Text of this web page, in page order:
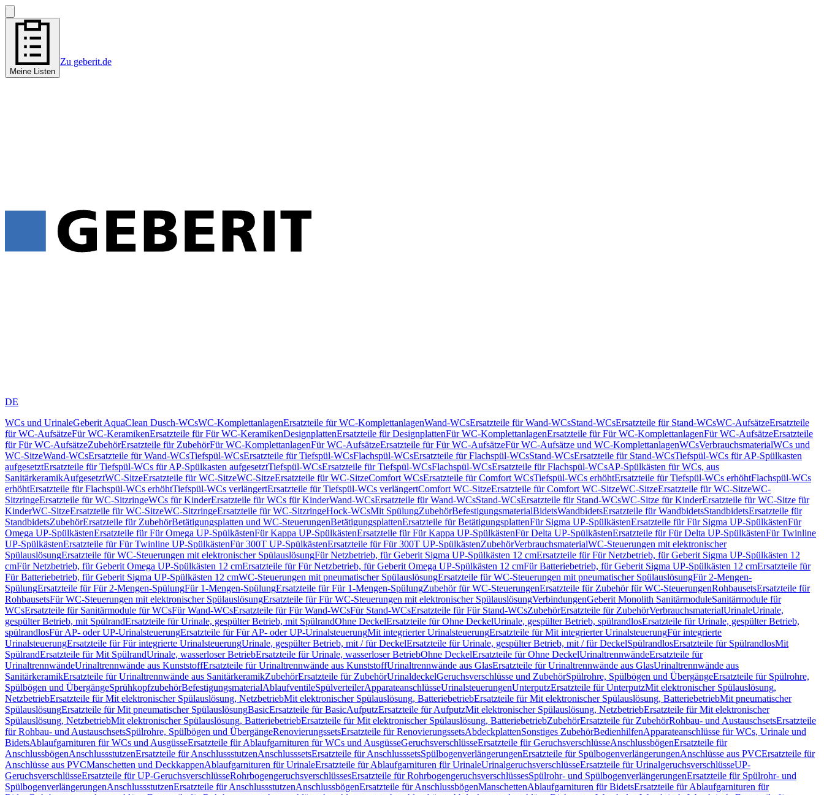
Meine Listen
Zu geberit.de
DE
WCs und UrinaleGeberit AquaClean Dusch-WCsWC-KomplettanlagenErsatzteile für WC-KomplettanlagenWand-WCsErsatzteile für Wand-WCsStand-WCsErsatzteile für Stand-WCsWC-AufsätzeErsatzteile
für WC-AufsätzeFür WC-KeramikenErsatzteile für Für WC-KeramikenDesignplattenErsatzteile für DesignplattenFür WC-KomplettanlagenErsatzteile für Für WC-KomplettanlagenFür WC-AufsätzeErsatzteile
für Für WC-AufsätzeZubehörErsatzteile für ZubehörFür WC-KomplettanlagenFür WC-AufsätzeErsatzteile für Für WC-AufsätzeFür WC-Aufsätze und WC-KomplettanlagenWCsVerbrauchsmaterialWCs und
WC-SitzeWand-WCsErsatzteile für Wand-WCsTiefspül-WCsErsatzteile für Tiefspül-WCsFlachspül-WCsErsatzteile für Flachspül-WCsStand-WCsErsatzteile für Stand-WCsTiefspül-WCs für AP-Spülkasten
aufgesetztErsatzteile für Tiefspül-WCs für AP-Spülkasten aufgesetztTiefspül-WCsErsatzteile für Tiefspül-WCsFlachspül-WCsErsatzteile für Flachspül-WCsAP-Spülkästen für WCs, aus
SanitärkeramikAufgesetztWC-SitzeErsatzteile für WC-SitzeWC-SitzeErsatzteile für WC-SitzeComfort WCsErsatzteile für Comfort WCsTiefspül-WCs erhöhtErsatzteile für Tiefspül-WCs erhöhtFlachspül-WCs
erhöhtErsatzteile für Flachspül-WCs erhöhtTiefspül-WCs verlängertErsatzteile für Tiefspül-WCs verlängertComfort WC-SitzeErsatzteile für Comfort WC-SitzeWC-SitzeErsatzteile für WC-SitzeWC-
SitzringeErsatzteile für WC-SitzringeWCs für KinderErsatzteile für WCs für KinderWand-WCsErsatzteile für Wand-WCsStand-WCsErsatzteile für Stand-WCsWC-Sitze für KinderErsatzteile für WC-Sitze für
KinderWC-SitzeErsatzteile für WC-SitzeWC-SitzringeErsatzteile für WC-SitzringeHock-WCsMit SpülungZubehörBefestigungsmaterialBidetsWandbidetsErsatzteile für WandbidetsStandbidetsErsatzteile für
StandbidetsZubehörErsatzteile für ZubehörBetätigungsplatten und WC-SteuerungenBetätigungsplattenErsatzteile für BetätigungsplattenFür Sigma UP-SpülkästenErsatzteile für Für Sigma UP-SpülkästenFür
Omega UP-SpülkästenErsatzteile für Für Omega UP-SpülkästenFür Kappa UP-SpülkästenErsatzteile für Für Kappa UP-SpülkästenFür Delta UP-SpülkästenErsatzteile für Für Delta UP-SpülkästenFür Twinline
UP-SpülkästenErsatzteile für Für Twinline UP-SpülkästenFür 300T UP-SpülkästenErsatzteile für Für 300T UP-SpülkästenZubehörVerbrauchsmaterialWC-Steuerungen mit elektronischer
SpülauslösungErsatzteile für WC-Steuerungen mit elektronischer SpülauslösungFür Netzbetrieb, für Geberit Sigma UP-Spülkästen 12 cmErsatzteile für Für Netzbetrieb, für Geberit Sigma UP-Spülkästen 12
cmFür Netzbetrieb, für Geberit Omega UP-Spülkästen 12 cmErsatzteile für Für Netzbetrieb, für Geberit Omega UP-Spülkästen 12 cmFür Batteriebetrieb, für Geberit Sigma UP-Spülkästen 12 cmErsatzteile für
Für Batteriebetrieb, für Geberit Sigma UP-Spülkästen 12 cmWC-Steuerungen mit pneumatischer SpülauslösungErsatzteile für WC-Steuerungen mit pneumatischer SpülauslösungFür 2-Mengen-
SpülungErsatzteile für Für 2-Mengen-SpülungFür 1-Mengen-SpülungErsatzteile für Für 1-Mengen-SpülungZubehör für WC-SteuerungenErsatzteile für Zubehör für WC-SteuerungenRohbausetsErsatzteile für
RohbausetsFür WC-Steuerungen mit elektronischer SpülauslösungErsatzteile für Für WC-Steuerungen mit elektronischer SpülauslösungVerbindungenGeberit Monolith SanitärmoduleSanitärmodule für
WCsErsatzteile für Sanitärmodule für WCsFür Wand-WCsErsatzteile für Für Wand-WCsFür Stand-WCsErsatzteile für Für Stand-WCsZubehörErsatzteile für ZubehörVerbrauchsmaterialUrinaleUrinale,
gespülter Betrieb, mit SpülrandErsatzteile für Urinale, gespülter Betrieb, mit SpülrandOhne DeckelErsatzteile für Ohne DeckelUrinale, gespülter Betrieb, spülrandlosErsatzteile für Urinale, gespülter Betrieb,
spülrandlosFür AP- oder UP-UrinalsteuerungErsatzteile für Für AP- oder UP-UrinalsteuerungMit integrierter UrinalsteuerungErsatzteile für Mit integrierter UrinalsteuerungFür integrierte
UrinalsteuerungErsatzteile für Für integrierte UrinalsteuerungUrinale, gespülter Betrieb, mit / für DeckelErsatzteile für Urinale, gespülter Betrieb, mit / für DeckelSpülrandlosErsatzteile für SpülrandlosMit
SpülrandErsatzteile für Mit SpülrandUrinale, wasserloser BetriebErsatzteile für Urinale, wasserloser BetriebOhne DeckelErsatzteile für Ohne DeckelUrinaltrennwändeErsatzteile für
UrinaltrennwändeUrinaltrennwände aus KunststoffErsatzteile für Urinaltrennwände aus KunststoffUrinaltrennwände aus GlasErsatzteile für Urinaltrennwände aus GlasUrinaltrennwände aus
SanitärkeramikErsatzteile für Urinaltrennwände aus SanitärkeramikZubehörErsatzteile für ZubehörUrinaldeckelGeruchsverschlüsse und ZubehörSpülrohre, Spülbögen und ÜbergängeErsatzteile für Spülrohre,
Spülbögen und ÜbergängeSprühkopfzubehörBefestigungsmaterialAblaufventileSpülverteilerApparateanschlüsseUrinalsteuerungenUnterputzErsatzteile für UnterputzMit elektronischer Spülauslösung,
NetzbetriebErsatzteile für Mit elektronischer Spülauslösung, NetzbetriebMit elektronischer Spülauslösung, BatteriebetriebErsatzteile für Mit elektronischer Spülauslösung, BatteriebetriebMit pneumatischer
SpülauslösungErsatzteile für Mit pneumatischer SpülauslösungBasicErsatzteile für BasicAufputzErsatzteile für AufputzMit elektronischer Spülauslösung, NetzbetriebErsatzteile für Mit elektronischer
Spülauslösung, NetzbetriebMit elektronischer Spülauslösung, BatteriebetriebErsatzteile für Mit elektronischer Spülauslösung, BatteriebetriebZubehörErsatzteile für ZubehörRohbau- und AustauschsetsErsatzteile
für Rohbau- und AustauschsetsSpülrohre, Spülbögen und ÜbergängeRenovierungssetsErsatzteile für RenovierungssetsAbdeckplattenSonstiges ZubehörBedienhilfenApparateanschlüsse für WCs, Urinale und
BidetsAblaufgarnituren für WCs und AusgüsseErsatzteile für Ablaufgarnituren für WCs und AusgüsseGeruchsverschlüsseErsatzteile für GeruchsverschlüsseAnschlussbögenErsatzteile für
AnschlussbögenAnschlussstutzenErsatzteile für AnschlussstutzenAnschlusssetsErsatzteile für AnschlusssetsSpülbogenverlängerungenErsatzteile für SpülbogenverlängerungenAnschlüsse aus PVCErsatzteile für
Anschlüsse aus PVCManschetten und DeckkappenAblaufgarnituren für UrinaleErsatzteile für Ablaufgarnituren für UrinaleUrinalgeruchsverschlüsseErsatzteile für UrinalgeruchsverschlüsseUP-
GeruchsverschlüsseErsatzteile für UP-GeruchsverschlüsseRohrbogengeruchsverschlüssesErsatzteile für RohrbogengeruchsverschlüssesSpülrohr- und SpülbogenverlängerungenErsatzteile für Spülrohr- und
SpülbogenverlängerungenAnschlussstutzenErsatzteile für AnschlussstutzenAnschlussbögenErsatzteile für AnschlussbögenManschettenAblaufgarnituren für BidetsErsatzteile für Ablaufgarnituren für